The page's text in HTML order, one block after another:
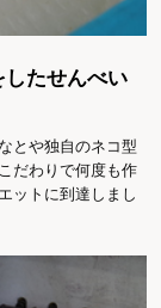
たせんべい
とや独自のネコ型
だわりで何度も作
ットに到達しまし